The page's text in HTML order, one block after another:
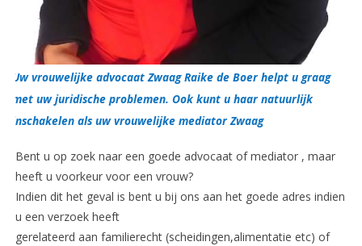
Uw vrouwelijke advocaat Zwaag Raike de Boer helpt u graag
met uw juridische problemen. Ook kunt u haar natuurlijk
inschakelen als uw vrouwelijke mediator Zwaag
Bent u op zoek naar een goede advocaat of mediator , maar
heeft u voorkeur voor een vrouw?
Indien dit het geval is bent u bij ons aan het goede adres indien
u een verzoek heeft
gerelateerd aan familierecht (scheidingen,alimentatie etc) of